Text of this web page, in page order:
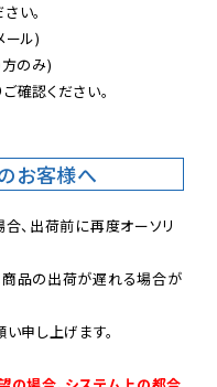
い。
ール)
のみ)
確認ください。
お客様へ
、出荷前に再度オーソリ
品の出荷が遅れる場合が
申し上げます。